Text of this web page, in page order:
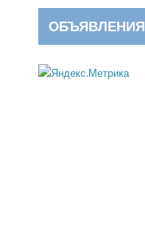
ОБЪЯВЛЕНИЯ